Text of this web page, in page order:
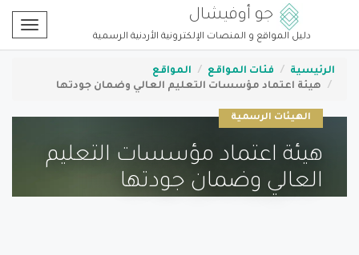
جو أوفيشال
دليل المواقع و المنصات الإلكترونية الأردنية الرسمية
الرئيسية فئات المواقع
المواقع
هيئة اعتماد مؤسسات التعليم العالي وضمان جودتها
الهيئات الرسمية
هيئة اعتماد مؤسسات التعليم
العالي وضمان جودتها